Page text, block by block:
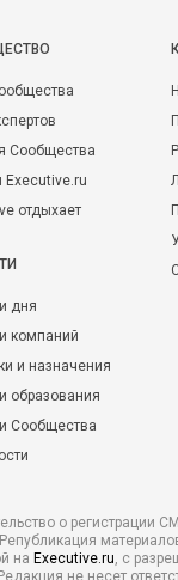
Сообщества
Executive.ru
отдыхает
дня
компаний
и назначения
образования
Сообщества
о регистрации
на Executive.ru, с
не несет